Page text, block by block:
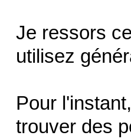
Je ressors
utilisez
Pour
trouver des